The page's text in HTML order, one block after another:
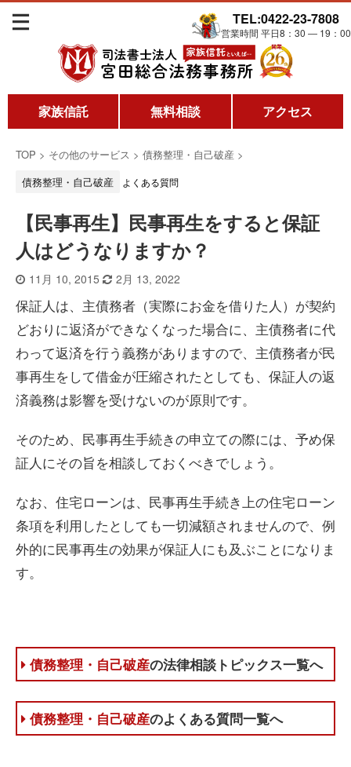
TEL:0422-23-7808
営業時間 平日8：30 ― 19：00
家族信託 無料相談 アクセス
TOP > その他のサービス > 債務整理・自己破産 >
債務整理・自己破産
よくある質問
【民事再生】民事再生をすると保証
人はどうなりますか？
11月 10, 2015 2月 13, 2022
保証人は、主債務者（実際にお金を借りた人）が契約
どおりに返済ができなくなった場合に、主債務者に代
わって返済を行う義務がありますので、主債務者が民
事再生をして借金が圧縮されたとしても、保証人の返
済義務は影響を受けないのが原則です。
そのため、民事再生手続きの申立ての際には、予め保
証人にその旨を相談しておくべきでしょう。
なお、住宅ローンは、民事再生手続き上の住宅ローン
条項を利用したとしても一切減額されませんので、例
外的に民事再生の効果が保証人にも及ぶことになりま
す。
債務整理・自己破産の法律相談トピックス一覧へ
債務整理・自己破産のよくある質問一覧へ